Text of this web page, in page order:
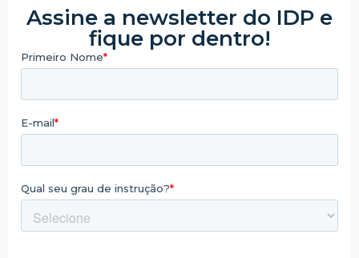
Assine a newsletter do IDP e
fique por dentro!